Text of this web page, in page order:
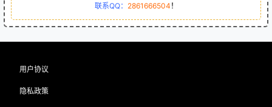
联系QQ： 2861666504 ！
用户协议
隐私政策